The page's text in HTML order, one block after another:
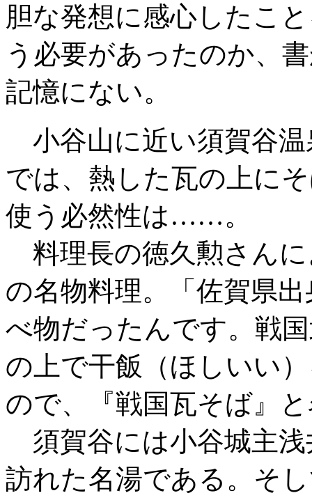
胆な発想に感心したこ
う必要があったのか、
記憶にない。
小谷山に近い須賀谷
では、熱した瓦の上に
使う必然性は……。
料理長の徳久勲さん
の名物料理。「佐賀県
べ物だったんです。戦
の上で干飯（ほしいい
ので、『戦国瓦そば』
須賀谷には小谷城主浅
訪れた名湯である。そ